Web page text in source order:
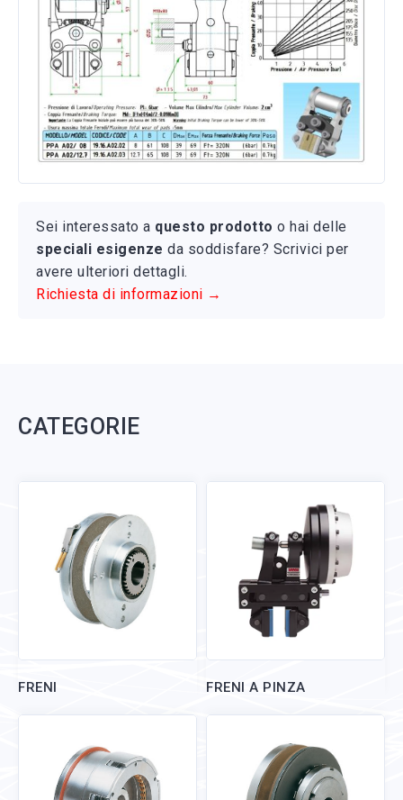
Sei interessato a questo prodotto o hai delle
speciali esigenze da soddisfare? Scrivici per
avere ulteriori dettagli.
Richiesta di informazioni →
CATEGORIE
FRENI FRENI A PINZA